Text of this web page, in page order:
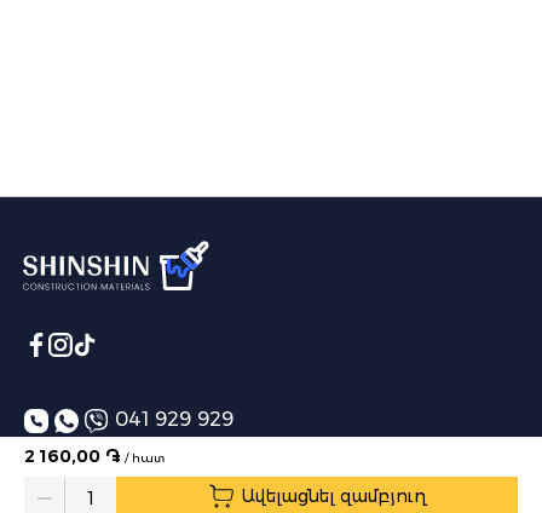
2 160,00 ֏ / հատ
Quantity Ավելացնել զամբյուղ
041 929 929
info@shinshin.am
Առաքման ժամեր՝ 10:00-19:00